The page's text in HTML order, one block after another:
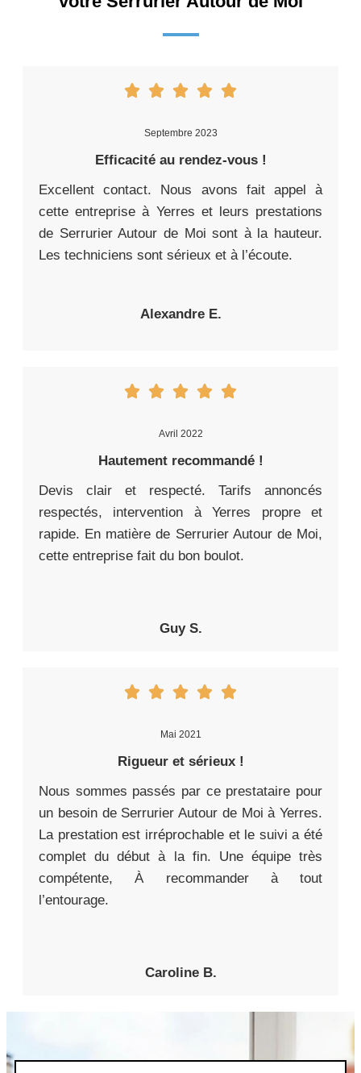
Septembre 2023
Efficacité au rendez-vous !
Excellent contact. Nous avons fait appel à
cette entreprise à Yerres et leurs prestations
de Serrurier Autour de Moi sont à la hauteur.
Les techniciens sont sérieux et à l’écoute.
Alexandre E.
Avril 2022
Hautement recommandé !
Devis clair et respecté. Tarifs annoncés
respectés, intervention à Yerres propre et
rapide. En matière de Serrurier Autour de Moi,
cette entreprise fait du bon boulot.
Guy S.
Mai 2021
Rigueur et sérieux !
Nous sommes passés par ce prestataire pour
un besoin de Serrurier Autour de Moi à Yerres.
La prestation est irréprochable et le suivi a été
complet du début à la fin. Une équipe très
compétente, À recommander à tout
l’entourage.
Caroline B.